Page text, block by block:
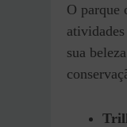
O parque
sua